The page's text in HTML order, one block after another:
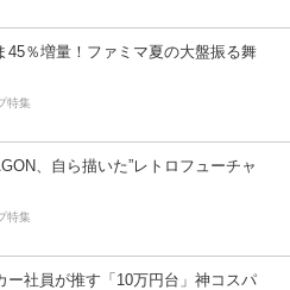
45％増量！ファミマ夏の大盤振る舞
特集
、自ら描いた”レトロフューチャ
特集
ー社員が推す「10万円台」神コスパ